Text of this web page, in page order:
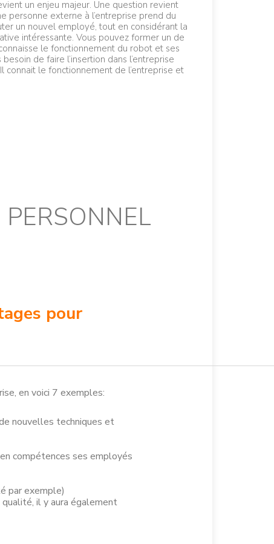
un enjeu majeur. Une question revient
personne externe à l’entreprise prend du
un nouvel employé, tout en considérant la
intéressante. Vous pouvez former un de
le fonctionnement du robot et ses
de faire l’insertion dans l’entreprise
connait le fonctionnement de l’entreprise et
pour
en voici 7 exemples:
nouvelles techniques et
compétences ses employés
par exemple)
il y aura également